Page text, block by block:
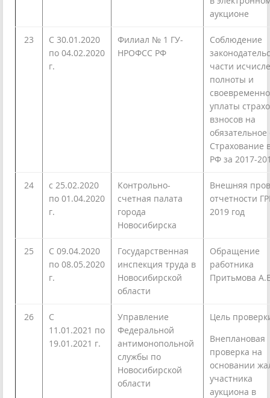
аукционе
23
C 30.01.2020
по 04.02.2020
г.
Филиал № 1 ГУ-
НРОФСС РФ
Соблюдение
части
полноты и
уплаты
взносов на
обязательное
Страхование
РФ за 2017-
24
с 25.02.2020
по 01.04.2020
г.
Контрольно-
счетная палата
города
Новосибирска
Внешняя
отчетности
2019 год
25
С 09.04.2020
по 08.05.2020
г.
Государственная
инспекция труда в
Новосибирской
области
Обращение
работника
Притьмова
26
С
11.01.2021 по
19.01.2021 г.
Управление
Федеральной
антимонопольной
службы по
Новосибирской
области
Цель
Внеплановая
проверка на
основании
участника
аукциона в